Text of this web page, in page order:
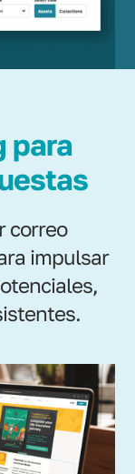
para
correo
impulsar